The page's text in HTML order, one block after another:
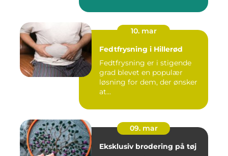
10. mar
Fedtfrysning i Hillerød
Fedtfrysning er i stigende
grad blevet en populær
løsning for dem, der ønsker
at...
09. mar
Eksklusiv brodering på tøj